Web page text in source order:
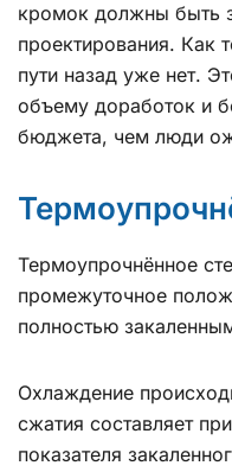
кромок должны быть
проектирования. Как
пути назад уже нет.
объему доработок и
бюджета, чем люди
Термоупрочнённое
промежуточное
полностью
Охлаждение
сжатия составляет
показателя